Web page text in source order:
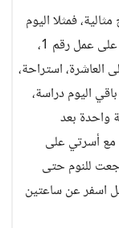
فمثلا اليوم
خططت للعمل من الخامسة إلى السابعة على عمل رقم 1،
العاشرة، استراحة،
اليوم دراسة،
واحدة بعد
مع أسرتي على
للنوم حتى
6 ساعات عمل اسفر عن ساعتين